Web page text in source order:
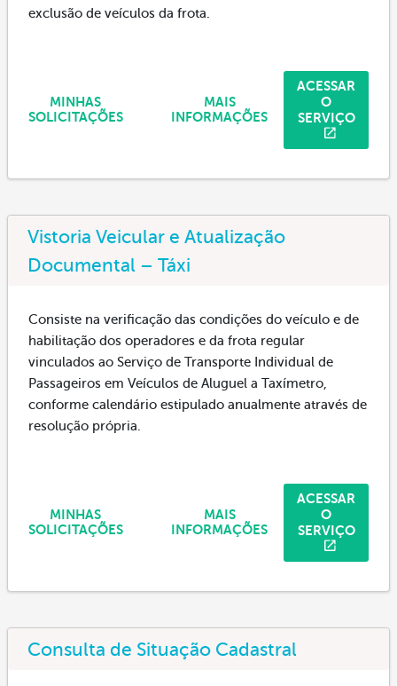
exclusão de veículos da frota.
ACESSAR
O
SERVIÇO
MAIS
INFORMAÇÕES
MINHAS
SOLICITAÇÕES
Vistoria Veicular e Atualização
Documental – Táxi
Consiste na verificação das condições do veículo e de
habilitação dos operadores e da frota regular
vinculados ao Serviço de Transporte Individual de
Passageiros em Veículos de Aluguel a Taxímetro,
conforme calendário estipulado anualmente através de
resolução própria.
ACESSAR
O
SERVIÇO
MAIS
INFORMAÇÕES
MINHAS
SOLICITAÇÕES
Consulta de Situação Cadastral